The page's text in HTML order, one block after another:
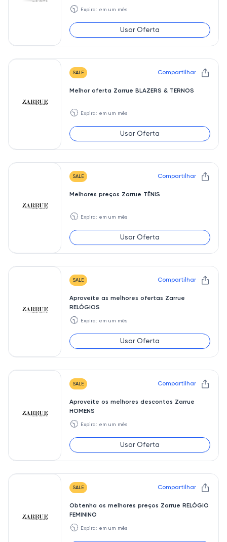
🕥 Expira: em um mês
Usar Oferta
SALE Compartilhar
Melhor oferta Zarrue BLAZERS & TERNOS
🕥 Expira: em um mês
Usar Oferta
SALE Compartilhar
Melhores preços Zarrue TÊNIS
🕥 Expira: em um mês
Usar Oferta
SALE Compartilhar
Aproveite as melhores ofertas Zarrue
RELÓGIOS
🕥 Expira: em um mês
Usar Oferta
SALE Compartilhar
Aproveite os melhores descontos Zarrue
HOMENS
🕥 Expira: em um mês
Usar Oferta
SALE Compartilhar
Obtenha os melhores preços Zarrue RELÓGIO
FEMININO
🕥 Expira: em um mês